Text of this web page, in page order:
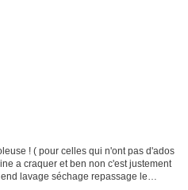
! ( pour celles qui n'ont pas d'ados
a craquer et ben non c'est justement
lavage séchage repassage le